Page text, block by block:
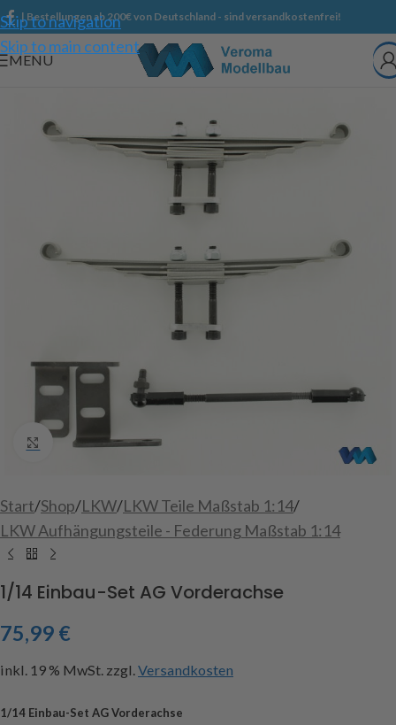
Skip to navigation
Skip to main content
| Bestellungen ab 200€ von Deutschland - sind versandkostenfrei!
MENU
Click to enlarge
Start/Shop/LKW/LKW Teile Maßstab 1:14/
LKW Aufhängungsteile - Federung Maßstab 1:14
1/14 Einbau-Set AG Vorderachse
75,99 €
inkl. 19 % MwSt. zzgl.Versandkosten
1/14 Einbau-Set AG Vorderachse